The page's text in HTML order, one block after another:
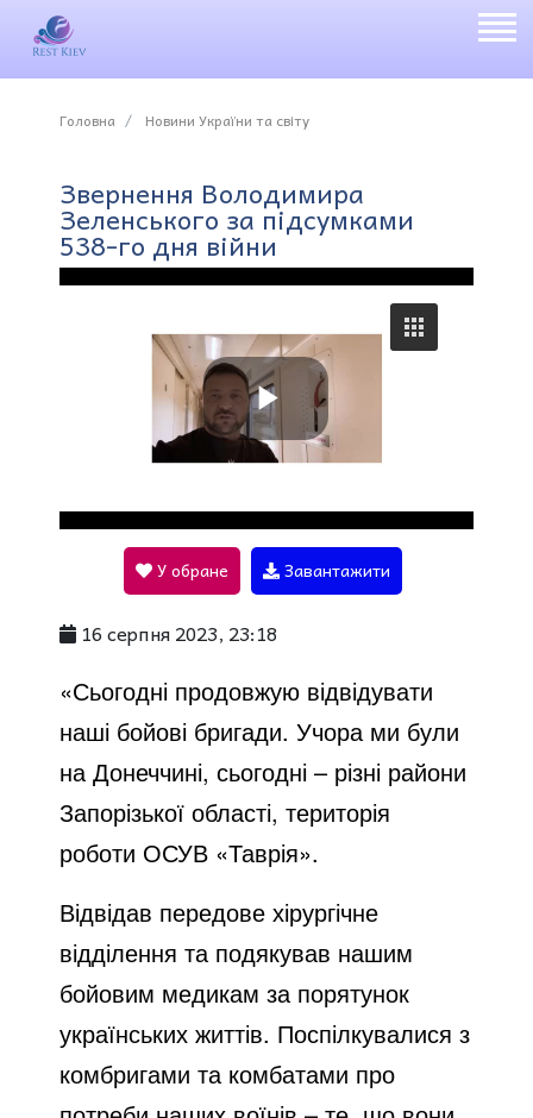
Головна Новини України та світу
Звернення Володимира
Зеленського за підсумками
538-го дня війни
P
l
a
y
V
i
d
e
У обране Завантажити
16 серпня 2023, 23:18
«Сьогодні продовжую відвідувати
наші бойові бригади. Учора ми були
на Донеччині, сьогодні – різні райони
Запорізької області, територія
роботи ОСУВ «Таврія».
Відвідав передове хірургічне
відділення та подякував нашим
бойовим медикам за порятунок
українських життів. Поспілкувалися з
комбригами та комбатами про